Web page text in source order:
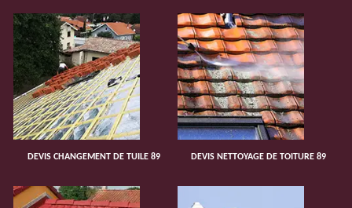
DEVIS CHANGEMENT DE TUILE 89 DEVIS NETTOYAGE DE TOITURE 89